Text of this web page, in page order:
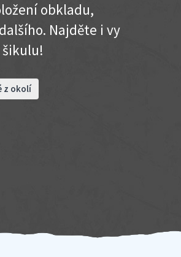
obkladu,
Najděte i vy
z okolí